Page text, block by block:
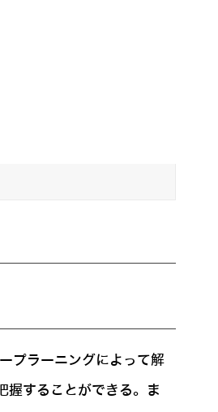
プラーニングによって解
握することができる。ま